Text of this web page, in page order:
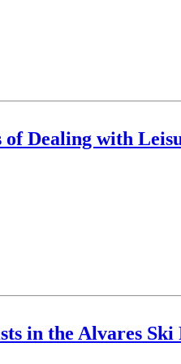
Dealing with
in the Alvares